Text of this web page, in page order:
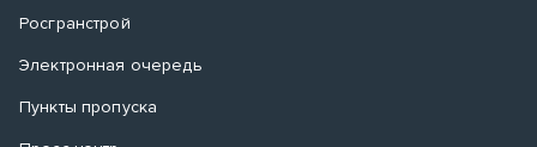
Росгранстрой
Электронная очередь
Пункты пропуска